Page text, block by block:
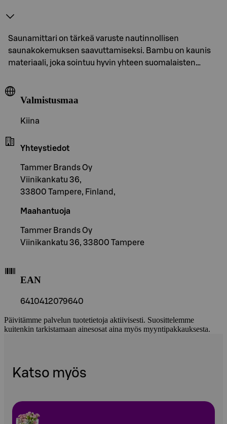
Saunamittari on tärkeä varuste nautinnollisen
saunakokemuksen saavuttamiseksi. Bambu on kaunis
materiaali, joka sointuu hyvin yhteen suomalaisten…
Valmistusmaa
Kiina
Yhteystiedot
Tammer Brands Oy
Viinikankatu 36,
33800 Tampere, Finland,
Maahantuoja
Tammer Brands Oy
Viinikankatu 36, 33800 Tampere
EAN
6410412079640
Päivitämme palvelun tuotetietoja aktiivisesti. Suosittelemme
kuitenkin tarkistamaan ainesosat aina myös myyntipakkauksesta.
Katso myös